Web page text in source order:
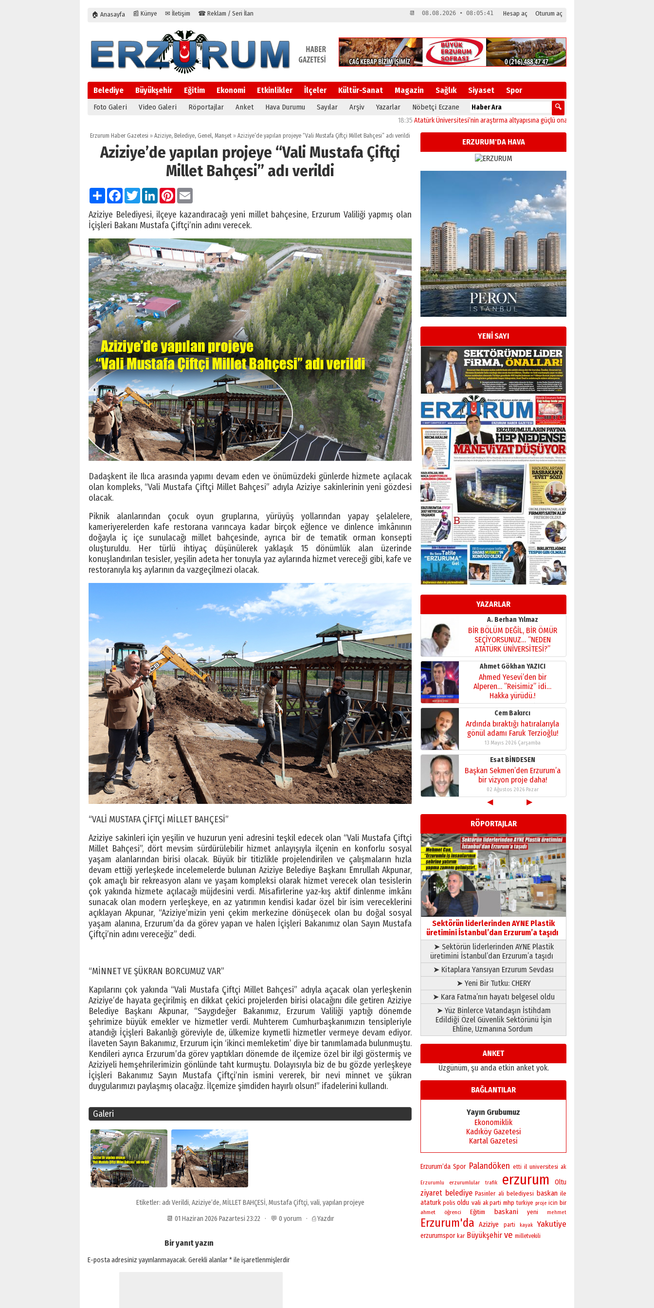
🏠 Anasayfa 📰 Künye ✉ İletişim ☎ Reklam / Seri İlan Hesap aç Oturum aç
📆 08.08.2026 • 08:05:42
Belediye Büyükşehir Eğitim Ekonomi Etkinlikler İlçeler Kültür-Sanat Magazin Sağlık Siyaset Spor
Foto Galeri Video Galeri Röportajlar Anket Hava Durumu Sayılar Arşiv Yazarlar Nöbetçi Eczane
Atatürk Üniversitesi’nin araştırma altyapısına güçlü onay 12:04 Oltu’da festival coşkusu konserle
Erzurum Haber Gazetesi » Aziziye, Belediye, Genel, Manşet » Aziziye’de yapılan projeye “Vali Mustafa Çiftçi Millet Bahçesi” adı verildi
Aziziye’de yapılan projeye “Vali Mustafa Çiftçi
Millet Bahçesi” adı verildi
PaylaşFacebook
TwitterLinkedInPinterest
Aziziye Belediyesi, ilçeye kazandıracağı yeni millet bahçesine, Erzurum Valiliği yapmış olan
İçişleri Bakanı Mustafa Çiftçi’nin adını verecek.
Dadaşkent ile Ilıca arasında yapımı devam eden ve önümüzdeki günlerde hizmete açılacak
olan kompleks, “Vali Mustafa Çiftçi Millet Bahçesi” adıyla Aziziye sakinlerinin yeni gözdesi
olacak.
Piknik alanlarından çocuk oyun gruplarına, yürüyüş yollarından yapay şelalelere,
kameriyerelerden kafe restorana varıncaya kadar birçok eğlence ve dinlence imkânının
doğayla iç içe sunulacağı millet bahçesinde, ayrıca bir de tematik orman konsepti
oluşturuldu. Her türlü ihtiyaç düşünülerek yaklaşık 15 dönümlük alan üzerinde
konuşlandırılan tesisler, yeşilin adeta her tonuyla yaz aylarında hizmet vereceği gibi, kafe ve
restoranıyla kış aylarının da vazgeçilmezi olacak.
“VALİ MUSTAFA ÇİFTÇİ MİLLET BAHÇESİ”
Aziziye sakinleri için yeşilin ve huzurun yeni adresini teşkil edecek olan “Vali Mustafa Çiftçi
Millet Bahçesi”, dört mevsim sürdürülebilir hizmet anlayışıyla ilçenin en konforlu sosyal
yaşam alanlarından birisi olacak. Büyük bir titizlikle projelendirilen ve çalışmaların hızla
devam ettiği yerleşkede incelemelerde bulunan Aziziye Belediye Başkanı Emrullah Akpunar,
çok amaçlı bir rekreasyon alanı ve yaşam kompleksi olarak hizmet verecek olan tesislerin
çok yakında hizmete açılacağı müjdesini verdi. Misafirlerine yaz-kış aktif dinlenme imkânı
sunacak olan modern yerleşkeye, en az yatırımın kendisi kadar özel bir isim vereceklerini
açıklayan Akpunar, “Aziziye’mizin yeni çekim merkezine dönüşecek olan bu doğal sosyal
yaşam alanına, Erzurum’da da görev yapan ve halen İçişleri Bakanımız olan Sayın Mustafa
Çiftçi’nin adını vereceğiz” dedi.
“MİNNET VE ŞÜKRAN BORCUMUZ VAR”
Kapılarını çok yakında “Vali Mustafa Çiftçi Millet Bahçesi” adıyla açacak olan yerleşkenin
Aziziye’de hayata geçirilmiş en dikkat çekici projelerden birisi olacağını dile getiren Aziziye
Belediye Başkanı Akpunar, “Saygıdeğer Bakanımız, Erzurum Valiliği yaptığı dönemde
şehrimize büyük emekler ve hizmetler verdi. Muhterem Cumhurbaşkanımızın tensipleriyle
atandığı İçişleri Bakanlığı göreviyle de, ülkemize kıymetli hizmetler vermeye devam ediyor.
İlaveten Sayın Bakanımız, Erzurum için ‘ikinci memleketim’ diye bir tanımlamada bulunmuştu.
Kendileri ayrıca Erzurum’da görev yaptıkları dönemde de ilçemize özel bir ilgi göstermiş ve
Aziziyeli hemşehrilerimizin gönlünde taht kurmuştu. Dolayısıyla biz de bu gözde yerleşkeye
İçişleri Bakanımız Sayın Mustafa Çiftçi’nin ismini vererek, bir nevi minnet ve şükran
duygularımızı paylaşmış olacağız. İlçemize şimdiden hayırlı olsun!” ifadelerini kullandı.
Galeri
Etiketler: adı Verildi, Aziziye’de, MİLLET BAHÇESİ, Mustafa Çiftçi, vali, yapılan projeye
📆 01 Haziran 2026 Pazartesi 23:22 · 💬 0 yorum · ⎙ Yazdır
Bir yanıt yazın
E-posta adresiniz yayınlanmayacak. Gerekli alanlar*ile işaretlenmişlerdir
ERZURUM'DA HAVA
YENİ SAYI
YAZARLAR
Esat BİNDESEN
Başkan Sekmen’den Erzurum’a
bir vizyon proje daha!
02 Ağustos 2026 Pazar
Kadir SABUNCUOĞLU
Erzurumspor’un köşe taşları
29 Haziran 2026 Pazartesi
Kenan GÜLERCİ
Murat Şahsuvaroğlu ERKON’da
çıtayı yukarı taşırken,
yönetimdekiler aşağı
çekmemeli!
17 Şubat 2026 SalıOrhan BOZKURT
Bir fotoğraf, bir şehir, bir
gazeteci… Dizginler kimin
elinde?
A. Berhan Yılmaz
BİR BÖLÜM DEĞİL, BİR ÖMÜR
SEÇİYORSUNUZ… “NEDEN
ATATÜRK ÜNİVERSİTESİ?”
28 Temmuz 2026 Salı
Ahmet Gökhan YAZICI
Ahmed Yesevi’den bir
Alperen… ”Reisimiz” idi…
Hakka yürüdü.!
26 Mart 2026 Perşembe
Cem Bakırcı
Ardında bıraktığı hatıralarıyla
gönül adamı Faruk Terzioğlu!
13 Mayıs 2026 Çarşamba
Esat BİNDESEN
Başkan Sekmen’den Erzurum’a
bir vizyon proje daha!
02 Ağustos 2026 Pazar
Kadir SABUNCUOĞLU
Erzurumspor’un köşe taşları
29 Haziran 2026 Pazartesi
Kenan GÜLERCİ
Murat Şahsuvaroğlu ERKON’da
çıtayı yukarı taşırken,
yönetimdekiler aşağı
çekmemeli!
17 Şubat 2026 SalıOrhan BOZKURT
Bir fotoğraf, bir şehir, bir
gazeteci… Dizginler kimin
elinde?
31 Mart 2026 Salı
A. Berhan Yılmaz
BİR BÖLÜM DEĞİL, BİR ÖMÜR
SEÇİYORSUNUZ… “NEDEN
ATATÜRK ÜNİVERSİTESİ?”
28 Temmuz 2026 Salı
Ahmet Gökhan YAZICI
Ahmed Yesevi’den bir
Alperen… ”Reisimiz” idi…
Hakka yürüdü.!
26 Mart 2026 Perşembe
Ardında bıraktığı hatıralarıyla
13 Mayıs 2026 Çarşamba
Esat BİNDESEN
Başkan Sekmen’den Erzurum’a
bir vizyon proje daha!
02 Ağustos 2026 Pazar
◀ ▶
RÖPORTAJLAR
Sektörün liderlerinden AYNE Plastik
üretimini İstanbul’dan Erzurum’a taşıdı
➤ Sektörün liderlerinden AYNE Plastik
üretimini İstanbul’dan Erzurum’a taşıdı
➤ Kitaplara Yansıyan Erzurum Sevdası
➤ Yeni Bir Tutku: CHERY
➤ Kara Fatma’nın hayatı belgesel oldu
➤ Yüz Binlerce Vatandaşın İstihdam
Edildiği Özel Güvenlik Sektörünü İşin
Ehline, Uzmanına Sordum
ANKET
Üzgünüm, şu anda etkin anket yok.
BAĞLANTILAR
Yayın Grubumuz
Ekonomiklik
Kadıköy Gazetesi
Kartal Gazetesi
Erzurum’da Spor Palandöken etti il universitesi ak
Erzurumlu erzurumlular trafik erzurum Oltu
ziyaret belediye Pasinler ali belediyesi baskan ile
ataturk polis oldu vali ak parti mhp turkiye proje icin bir
ahmet öğrenci Eğitim baskani yeni mehmet
Erzurum'da Aziziye parti kayak Yakutiye
erzurumspor kar Büyükşehir ve milletvekili